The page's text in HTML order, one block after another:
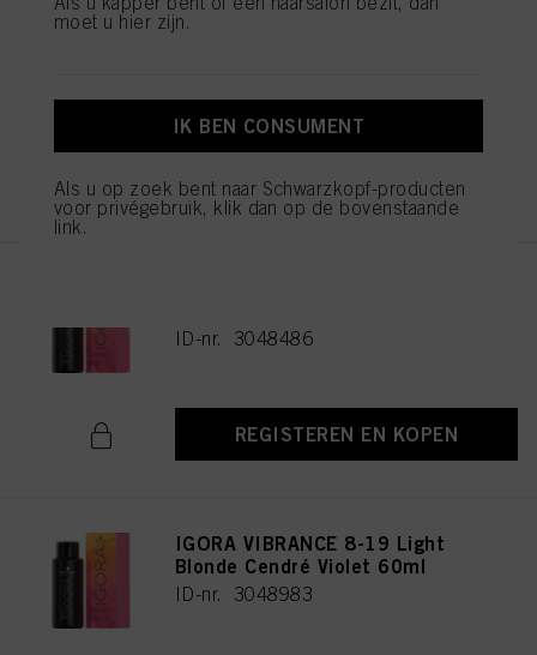
IGORA VIBRANCE 5-16 Light
REGISTEREN EN KOPEN
ID-nr. 3048486
REGISTEREN EN KOPEN
IGORA VIBRANCE 8-19 Light
Blonde Cendré Violet 60ml
ID-nr. 3048983
moet u hier zijn.
IK BEN CONSUMENT
Als u op zoek bent naar Schwarzkopf-producten
voor privégebruik, klik dan op de bovenstaande
link.